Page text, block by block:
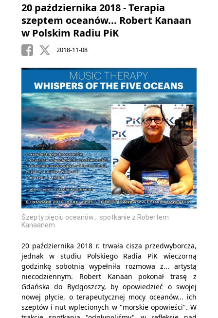
20 października 2018 - Terapia
szeptem oceanów... Robert Kanaan
w Polskim Radiu PiK
2018-11-08
Szepty pięciu oceanów... spotkanie z Robertem
Kanaanem
20 października 2018 r. trwała cisza przedwyborcza,
jednak w studiu Polskiego Radia PiK wieczorną
godzinkę sobotnią wypełniła rozmowa z... artystą
niecodziennym. Robert Kanaan pokonał trasę z
Gdańska do Bydgoszczy, by opowiedzieć o swojej
nowej płycie, o terapeutycznej mocy oceanów... ich
szeptów i nut wplecionych w "morskie opowieści". W